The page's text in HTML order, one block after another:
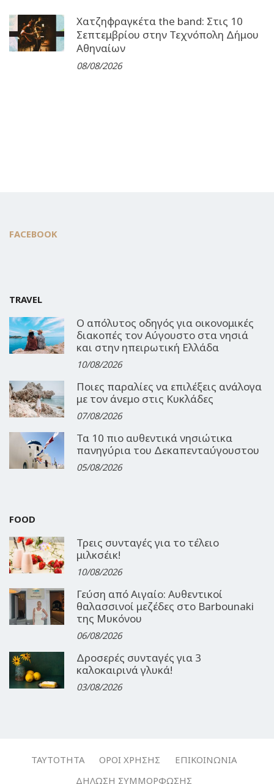
Χατζηφραγκέτα the band: Στις 10
Σεπτεμβρίου στην Τεχνόπολη Δήμου
Αθηναίων
08/08/2026
FACEBOOK
TRAVEL
Ο απόλυτος οδηγός για οικονομικές
διακοπές τον Αύγουστο στα νησιά
και στην ηπειρωτική Ελλάδα
10/08/2026
Ποιες παραλίες να επιλέξεις ανάλογα
με τον άνεμο στις Κυκλάδες
07/08/2026
Τα 10 πιο αυθεντικά νησιώτικα
πανηγύρια του Δεκαπενταύγουστου
05/08/2026
FOOD
Τρεις συνταγές για το τέλειο
μιλκσέικ!
10/08/2026
Γεύση από Αιγαίο: Αυθεντικοί
θαλασσινοί μεζέδες στο Barbounaki
της Μυκόνου
06/08/2026
Δροσερές συνταγές για 3
καλοκαιρινά γλυκά!
03/08/2026
ΤΑΥΤΌΤΗΤΑ ΌΡΟΙ ΧΡΉΣΗΣ
ΕΠΙΚΟΙΝΩΝΊΑ
ΔΉΛΩΣΗ ΣΥΜΜΌΡΦΩΣΗΣ